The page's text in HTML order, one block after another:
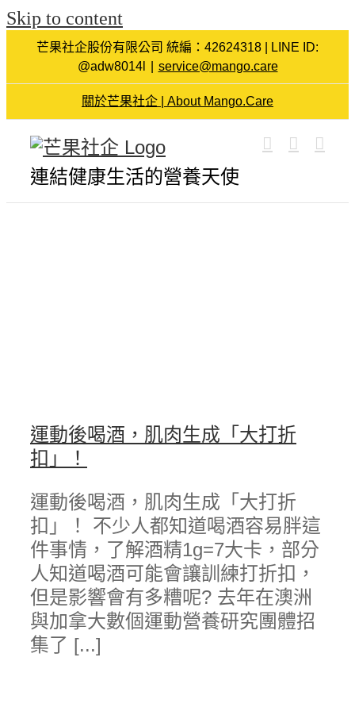
Skip to content
芒果社企股份有限公司 統編：42624318 | LINE ID:
@adw8014l
service@mango.care
關於芒果社企 | About Mango.Care
連結健康生活的營養天使
運動後喝酒，肌肉生成「大打折
扣」！
運動後喝酒，肌肉生成「大打折
扣」！ 不少人都知道喝酒容易胖這
件事情，了解酒精1g=7大卡，部分
人知道喝酒可能會讓訓練打折扣，
但是影響會有多糟呢? 去年在澳洲
與加拿大數個運動營養研究團體招
集了 [...]